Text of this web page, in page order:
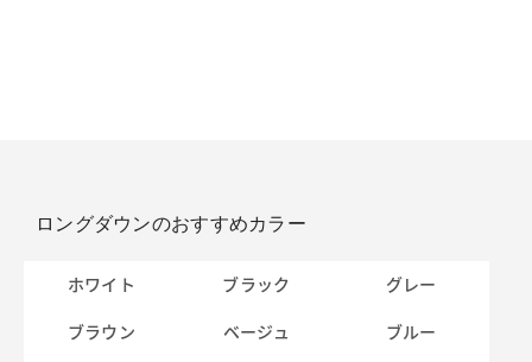
ロングダウンのおすすめカラー
ホワイト ブラック
グレー
ブラウン
ベージュ
ブルー